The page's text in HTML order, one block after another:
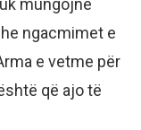
mungojnë
ngacmimet e
e vetme për
që ajo të